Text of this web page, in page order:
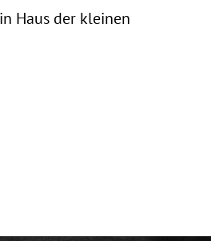
Haus der kleinen